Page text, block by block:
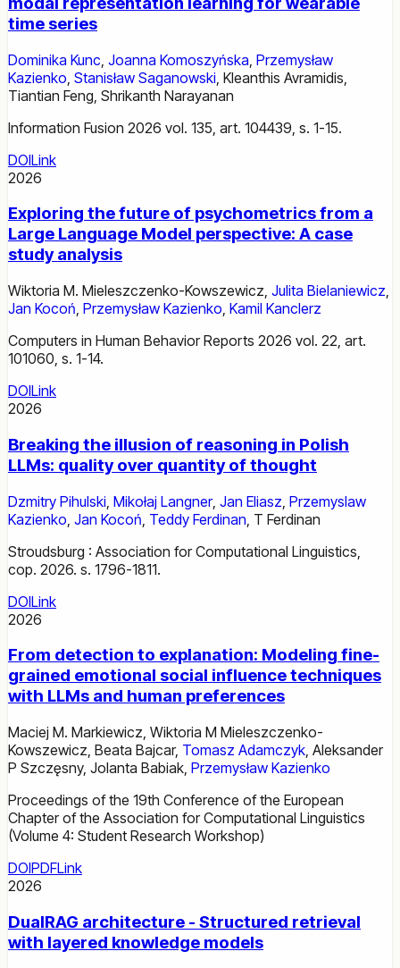
time series
Dominika Kunc Joanna Komoszyńska Przemysław
Kazienko Stanisław Saganowski Kleanthis Avramidis
Tiantian Feng Shrikanth Narayanan
Information Fusion 2026 vol. 135, art. 104439, s. 1-15.
DOILink
2026
Exploring the future of psychometrics from a
Large Language Model perspective: A case
study analysis
Wiktoria M. Mieleszczenko-Kowszewicz, Julita Bielaniewicz,
Jan Kocoń, Przemysław Kazienko, Kamil Kanclerz
Computers in Human Behavior Reports 2026 vol. 22, art.
101060, s. 1-14.
DOILink
2026
Breaking the illusion of reasoning in Polish
LLMs: quality over quantity of thought
Dzmitry Pihulski Mikołaj Langner, Jan Eliasz Przemyslaw
Kazienko Jan Kocoń Teddy Ferdinan T Ferdinan
Stroudsburg : Association for Computational Linguistics,
cop. 2026. s. 1796-1811.
DOILink
2026
From detection to explanation: Modeling fine-
grained emotional social influence techniques
with LLMs and human preferences
Maciej M. Markiewicz Wiktoria M Mieleszczenko-
Kowszewicz Beata Bajcar, Tomasz Adamczyk Aleksander
P Szczęsny, Jolanta Babiak Przemysław Kazienko
Proceedings of the 19th Conference of the European
Chapter of the Association for Computational Linguistics
(Volume 4: Student Research Workshop)
DOIPDFLink
2026
DualRAG architecture - Structured retrieval
with layered knowledge models